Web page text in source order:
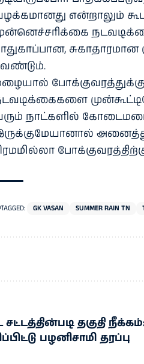
என்றாலும்
போக்குவரத்துக்கு
நாட்களில்
அனைத்து
TAGGED: GK VASAN SUMMER RAIN TN
தகுதி
பழனிசாமி தரப்பு